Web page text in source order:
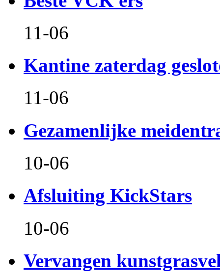
11-06
Kantine zaterdag
11-06
Gezamenlijke
10-06
Afsluiting KickStars
10-06
Vervangen